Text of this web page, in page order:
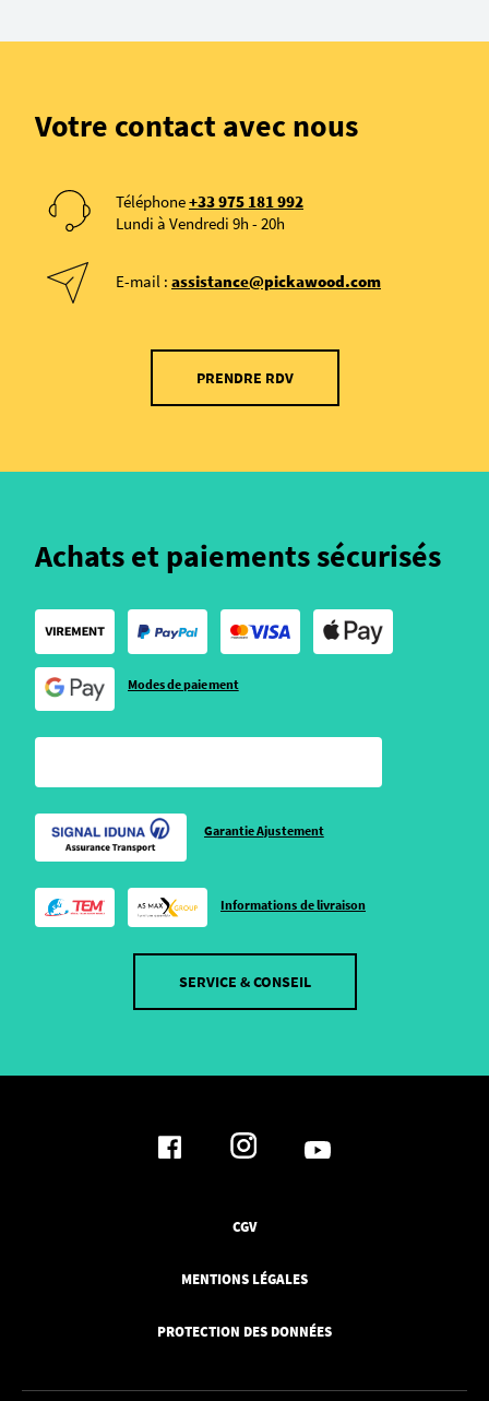
Votre contact avec nous
Téléphone+33 975 181 992
Lundi à Vendredi 9h - 20h
E-mail : assistance@pickawood.com
PRENDRE RDV
Achats et paiements sécurisés
Modes de paiement
Garantie Ajustement
Informations de livraison
SERVICE & CONSEIL
CGV
MENTIONS LÉGALES
PROTECTION DES DONNÉES